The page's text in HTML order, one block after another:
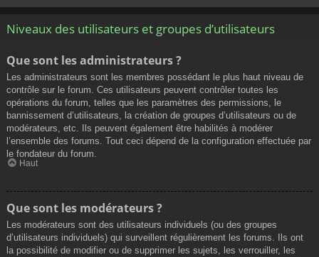
Niveaux des utilisateurs et groupes d’utilisateurs
Que sont les administrateurs ?
Les administrateurs sont les membres possédant le plus haut niveau de
contrôle sur le forum. Ces utilisateurs peuvent contrôler toutes les
opérations du forum, telles que les paramètres des permissions, le
bannissement d’utilisateurs, la création de groupes d’utilisateurs ou de
modérateurs, etc. Ils peuvent également être habilités à modérer
l’ensemble des forums. Tout ceci dépend de la configuration effectuée par
le fondateur du forum.
Haut
Que sont les modérateurs ?
Les modérateurs sont des utilisateurs individuels (ou des groupes
d’utilisateurs individuels) qui surveillent régulièrement les forums. Ils ont
la possibilité de modifier ou de supprimer les sujets, les verrouiller, les